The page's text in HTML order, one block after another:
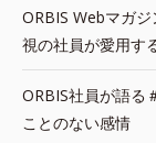
ORBIS Webマガ
視の社員が愛用す
ORBIS社員が語る
ことのない感情